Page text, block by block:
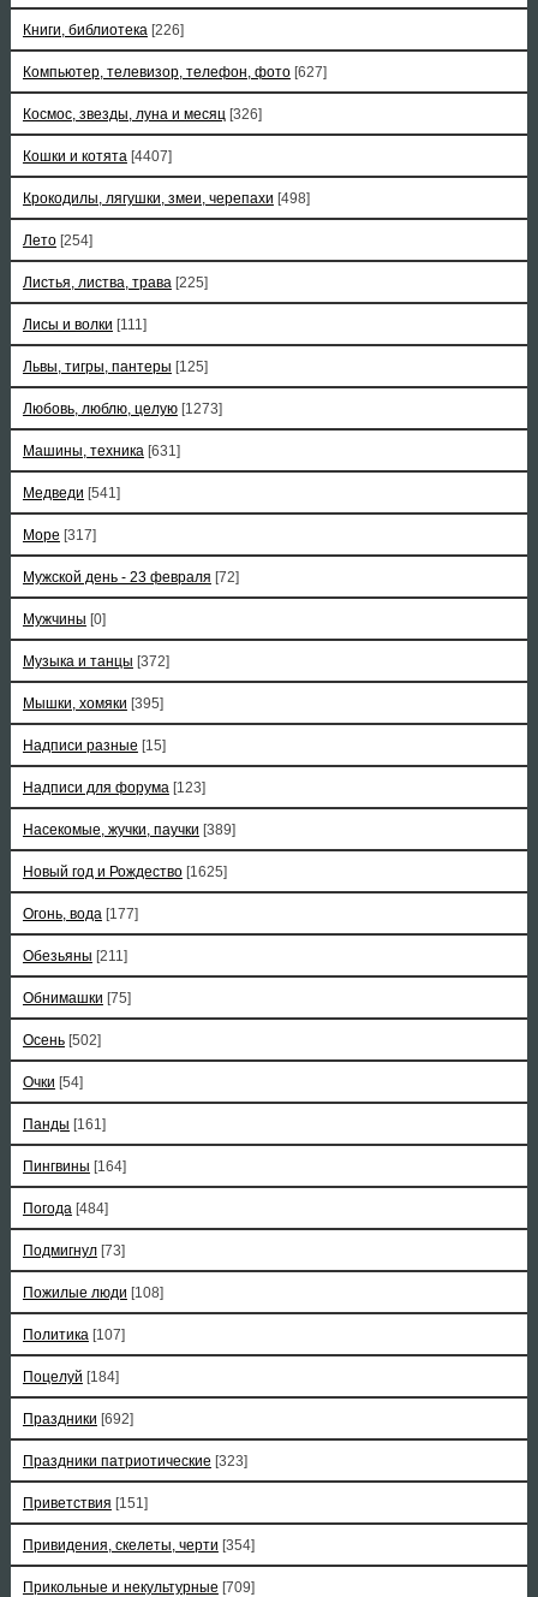
Книги, библиотека [226]
Компьютер, телевизор, телефон, фото [627]
Космос, звезды, луна и месяц [326]
Кошки и котята [4407]
Крокодилы, лягушки, змеи, черепахи [498]
Лето [254]
Листья, листва, трава [225]
Лисы и волки [111]
Львы, тигры, пантеры [125]
Любовь, люблю, целую [1273]
Машины, техника [631]
Медведи [541]
Море [317]
Мужской день - 23 февраля [72]
Мужчины [0]
Музыка и танцы [372]
Мышки, хомяки [395]
Надписи разные [15]
Надписи для форума [123]
Насекомые, жучки, паучки [389]
Новый год и Рождество [1625]
Огонь, вода [177]
Обезьяны [211]
Обнимашки [75]
Осень [502]
Очки [54]
Панды [161]
Пингвины [164]
Погода [484]
Подмигнул [73]
Пожилые люди [108]
Политика [107]
Поцелуй [184]
Праздники [692]
Праздники патриотические [323]
Приветствия [151]
Привидения, скелеты, черти [354]
Прикольные и некультурные [709]